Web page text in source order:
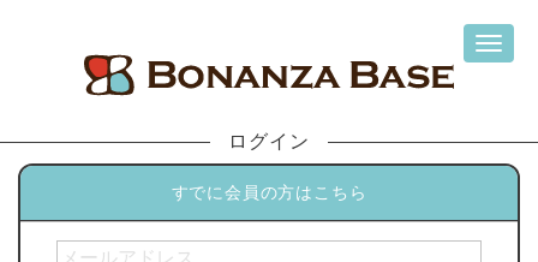
ログイン
すでに会員の方はこちら